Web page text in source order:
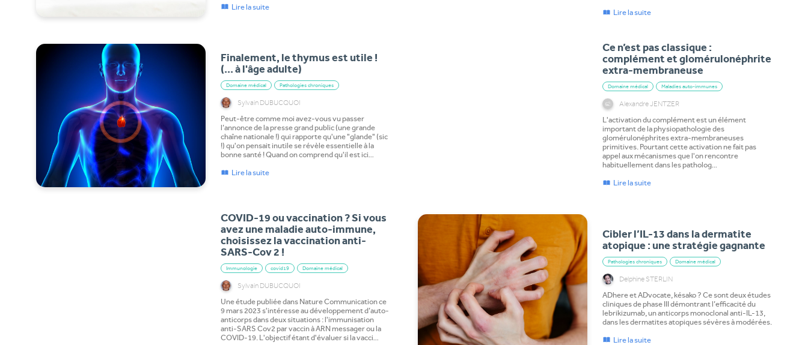
Lire la suite
Lire la suite
Finalement, le thymus est utile !
(... à l'âge adulte)
Domaine médical Pathologies chroniques
Sylvain DUBUCQUOI
Peut-être comme moi avez-vous vu passer
l’annonce de la presse grand public (une grande
chaîne nationale !) qui rapporte qu'une "glande" (sic
!) qu'on pensait inutile se révèle essentielle à la
bonne santé ! Quand on comprend qu'il est ici…
Lire la suite
Ce n’est pas classique :
complément et glomérulonéphrite
extra-membraneuse
Domaine médical Maladies auto-immunes
Alexandre JENTZER
L'activation du complément est un élément
important de la physiopathologie des
glomérulonéphrites extra-membraneuses
primitives. Pourtant cette activation ne fait pas
appel aux mécanismes que l'on rencontre
habituellement dans les patholog…
Lire la suite
COVID-19 ou vaccination ? Si vous
avez une maladie auto-immune,
choisissez la vaccination anti-
SARS-Cov 2 !
Immunologie covid19 Domaine médical
Sylvain DUBUCQUOI
Une étude publiée dans Nature Communication ce
9 mars 2023 s'intéresse au développement d’auto-
anticorps dans deux situations : l'immunisation
anti-SARS Cov2 par vaccin à ARN messager ou la
COVID-19. L'objectif étant d'évaluer si la vacci…
Cibler l’IL-13 dans la dermatite
atopique : une stratégie gagnante
Pathologies chroniques Domaine médical
Delphine STERLIN
ADhere et ADvocate, késako ? Ce sont deux études
cliniques de phase III démontrant l’efficacité du
lebrikizumab, un anticorps monoclonal anti-IL-13,
dans les dermatites atopiques sévères à modérées.
Lire la suite